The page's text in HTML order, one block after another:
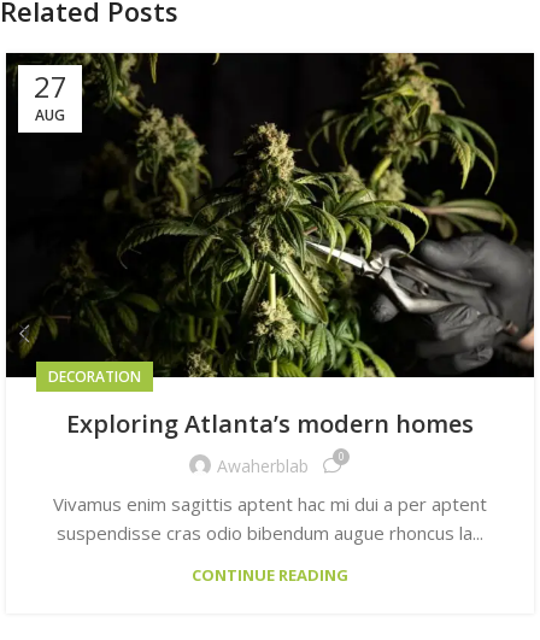
Related Posts
27
AUG
DECORATION
Exploring Atlanta’s modern homes
Awaherblab 0
Vivamus enim sagittis aptent hac mi dui a per aptent
suspendisse cras odio bibendum augue rhoncus la...
CONTINUE READING